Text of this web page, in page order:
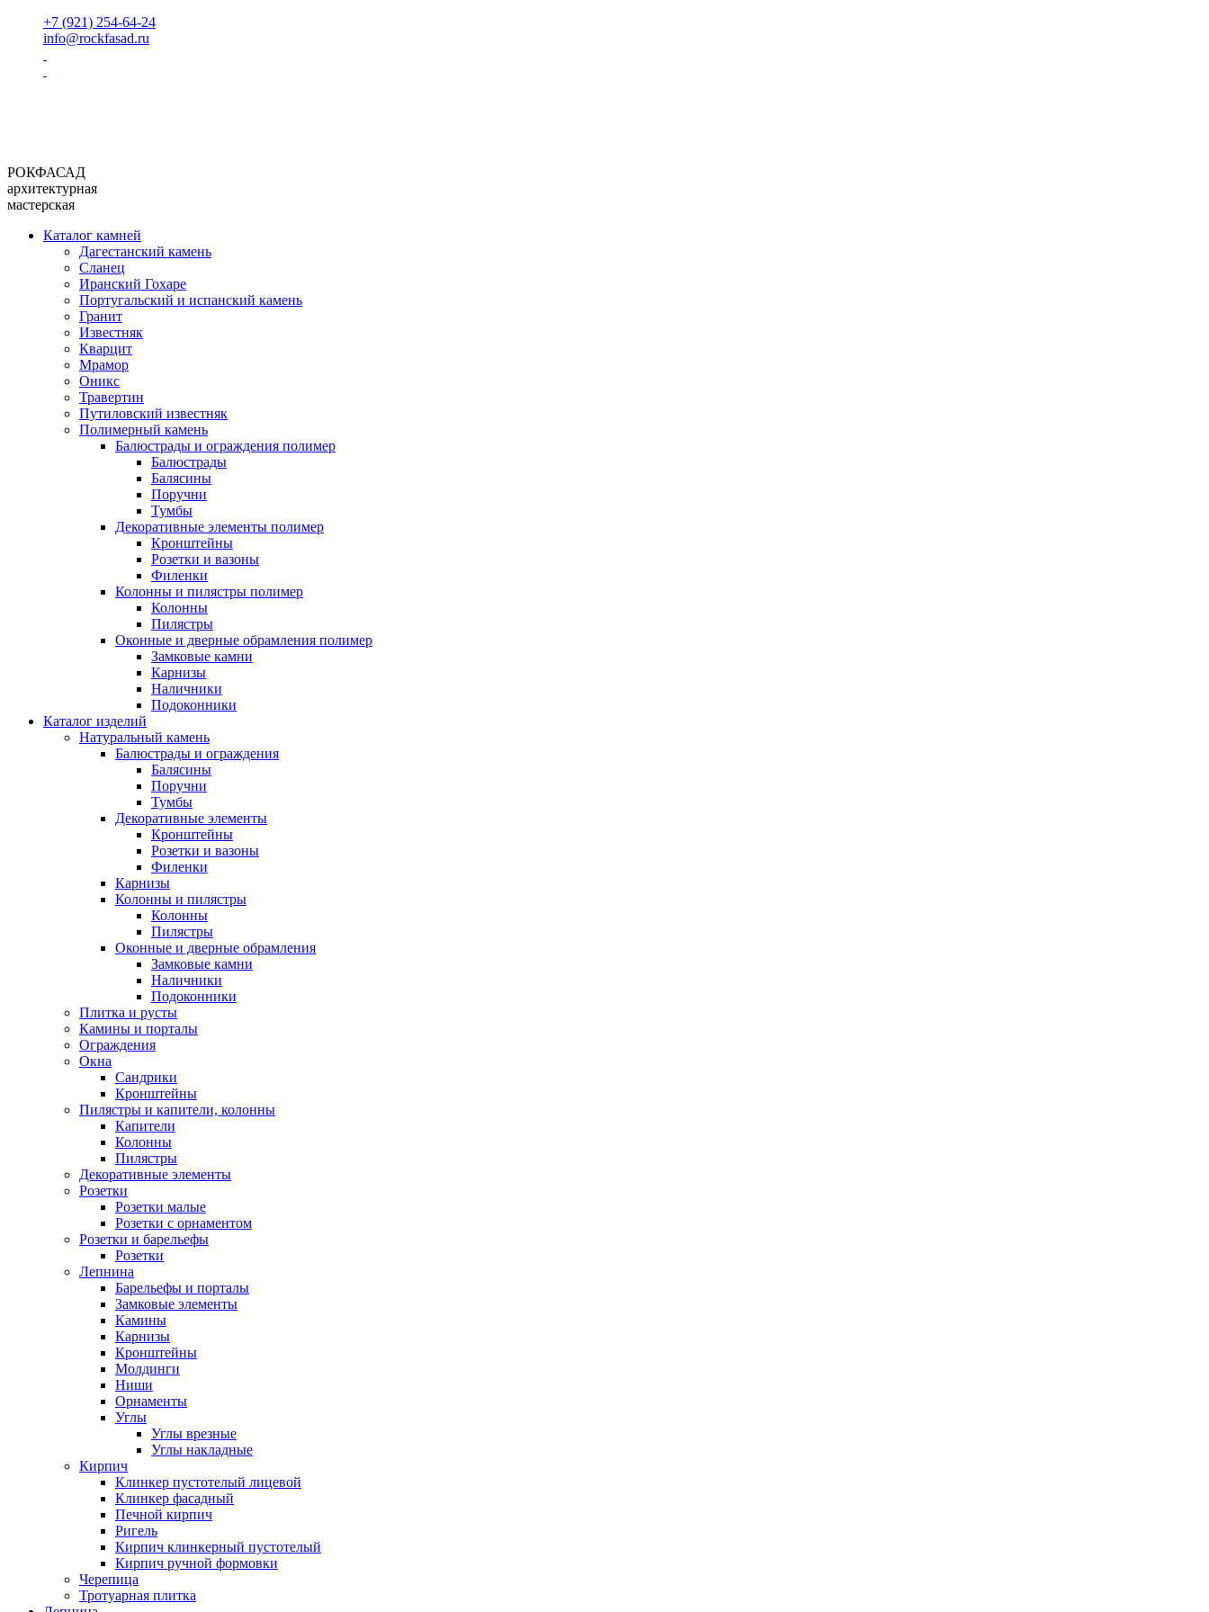
+7 (921) 254-64-24
info@rockfasad.ru
РОКФАСАД
архитектурная
мастерская
Каталог камней
Дагестанский камень
Сланец
Иранский Гохаре
Португальский и испанский камень
Гранит
Известняк
Кварцит
Мрамор
Оникс
Травертин
Путиловский известняк
Полимерный камень
Балюстрады и ограждения полимер
Балюстрады
Балясины
Поручни
Тумбы
Декоративные элементы полимер
Кронштейны
Розетки и вазоны
Филенки
Колонны и пилястры полимер
Колонны
Пилястры
Оконные и дверные обрамления полимер
Замковые камни
Карнизы
Наличники
Подоконники
Каталог изделий
Натуральный камень
Балюстрады и ограждения
Балясины
Поручни
Тумбы
Декоративные элементы
Кронштейны
Розетки и вазоны
Филенки
Карнизы
Колонны и пилястры
Колонны
Пилястры
Оконные и дверные обрамления
Замковые камни
Наличники
Подоконники
Плитка и русты
Камины и порталы
Ограждения
Окна
Сандрики
Кронштейны
Пилястры и капители, колонны
Капители
Колонны
Пилястры
Декоративные элементы
Розетки
Розетки малые
Розетки с орнаментом
Розетки и барельефы
Розетки
Лепнина
Барельефы и порталы
Замковые элементы
Камины
Карнизы
Кронштейны
Молдинги
Ниши
Орнаменты
Углы
Углы врезные
Углы накладные
Кирпич
Клинкер пустотелый лицевой
Клинкер фасадный
Печной кирпич
Ригель
Кирпич клинкерный пустотелый
Кирпич ручной формовки
Черепица
Тротуарная плитка